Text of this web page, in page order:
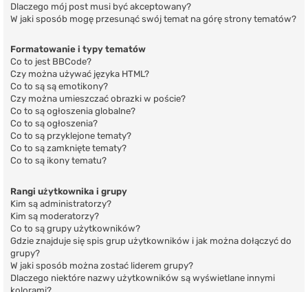
Dlaczego mój post musi być akceptowany?
W jaki sposób mogę przesunąć swój temat na górę strony tematów?
Formatowanie i typy tematów
Co to jest BBCode?
Czy można używać języka HTML?
Co to są są emotikony?
Czy można umieszczać obrazki w poście?
Co to są ogłoszenia globalne?
Co to są ogłoszenia?
Co to są przyklejone tematy?
Co to są zamknięte tematy?
Co to są ikony tematu?
Rangi użytkownika i grupy
Kim są administratorzy?
Kim są moderatorzy?
Co to są grupy użytkowników?
Gdzie znajduje się spis grup użytkowników i jak można dołączyć do
grupy?
W jaki sposób można zostać liderem grupy?
Dlaczego niektóre nazwy użytkowników są wyświetlane innymi